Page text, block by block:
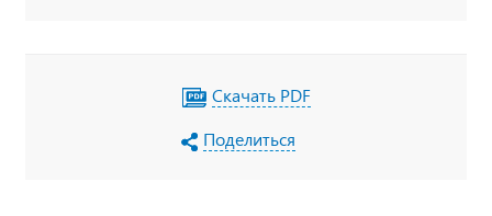
Скачать PDF
Поделиться